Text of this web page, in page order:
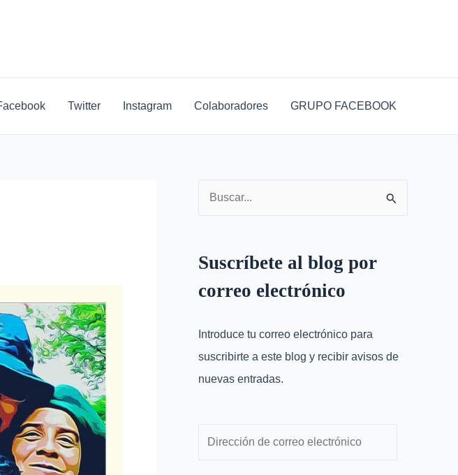
Twitter Instagram Colaboradores GRUPO FACEBOOK
c
a
p
o
r
Suscríbete al blog por
correo electrónico
Introduce tu correo electrónico para
suscribirte a este blog y recibir avisos de
nuevas entradas.
c
c
r